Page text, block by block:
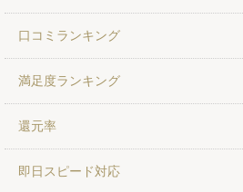
口コミランキング
満足度ランキング
還元率
即日スピード対応